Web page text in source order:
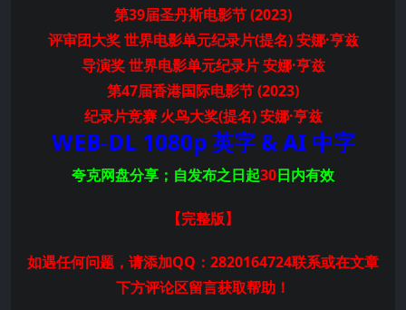
第39届圣丹斯电影节 (2023)
评审团大奖 世界电影单元纪录片(提名) 安娜·亨兹
导演奖 世界电影单元纪录片 安娜·亨兹
第47届香港国际电影节 (2023)
纪录片竞赛 火鸟大奖(提名) 安娜·亨兹
WEB-DL 1080p 英字 & AI 中字
夸克网盘分享；自发布之日起30日内有效
【完整版】
如遇任何问题，请添加QQ：2820164724联系或在文章
下方评论区留言获取帮助！